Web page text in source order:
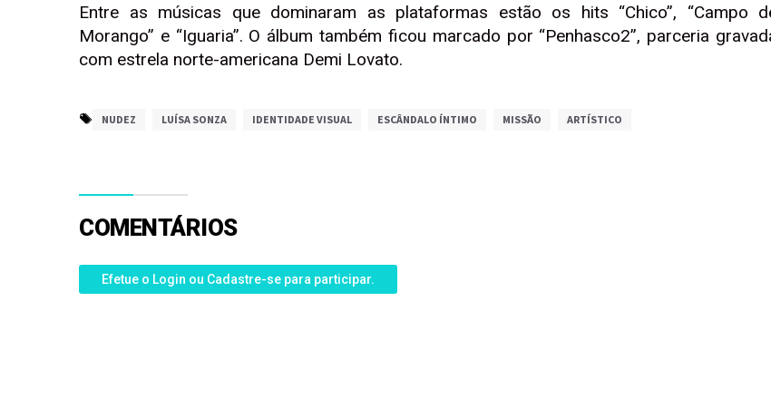
Entre as músicas que dominaram as plataformas estão os hits “Chico”, “Campo
Morango” e “Iguaria”. O álbum também ficou marcado por “Penhasco2”, parceria
com estrela norte-americana Demi Lovato.
NUDEZ LUÍSA SONZA IDENTIDADE VISUAL ESCÂNDALO ÍNTIMO MISSÃO ARTÍSTICO
COMENTÁRIOS
Efetue o Login ou Cadastre-se para participar.